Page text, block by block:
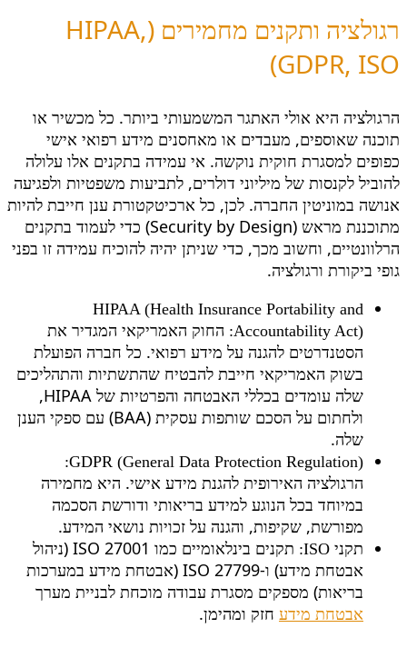
רגולציה ותקנים מחמירים (HIPAA,
GDPR, ISO)
הרגולציה היא אולי האתגר המשמעותי ביותר. כל מכשיר או
תוכנה שאוספים, מעבדים או מאחסנים מידע רפואי אישי
כפופים למסגרת חוקית נוקשה. אי עמידה בתקנים אלו עלולה
להוביל לקנסות של מיליוני דולרים, לתביעות משפטיות ולפגיעה
אנושה במוניטין החברה. לכן, כל ארכיטקטורת ענן חייבת להיות
מתוכננת מראש (Security by Design) כדי לעמוד בתקנים
הרלוונטיים, וחשוב מכך, כדי שניתן יהיה להוכיח עמידה זו בפני
גופי ביקורת ורגולציה.
HIPAA (Health Insurance Portability and
Accountability Act): החוק האמריקאי המגדיר את
הסטנדרטים להגנה על מידע רפואי. כל חברה הפועלת
בשוק האמריקאי חייבת להבטיח שהתשתיות והתהליכים
שלה עומדים בכללי האבטחה והפרטיות של HIPAA,
ולחתום על הסכם שותפות עסקית (BAA) עם ספקי הענן
שלה.
GDPR (General Data Protection Regulation):
הרגולציה האירופית להגנת מידע אישי. היא מחמירה
במיוחד בכל הנוגע למידע בריאותי ודורשת הסכמה
מפורשת, שקיפות, והגנה על זכויות נושאי המידע.
תקני ISO:
תקנים בינלאומיים כמו ISO 27001 (ניהול
אבטחת מידע) ו-ISO 27799 (אבטחת מידע במערכות
בריאות) מספקים מסגרת עבודה מוכחת לבניית מערך
אבטחת מידע חזק ומהימן.